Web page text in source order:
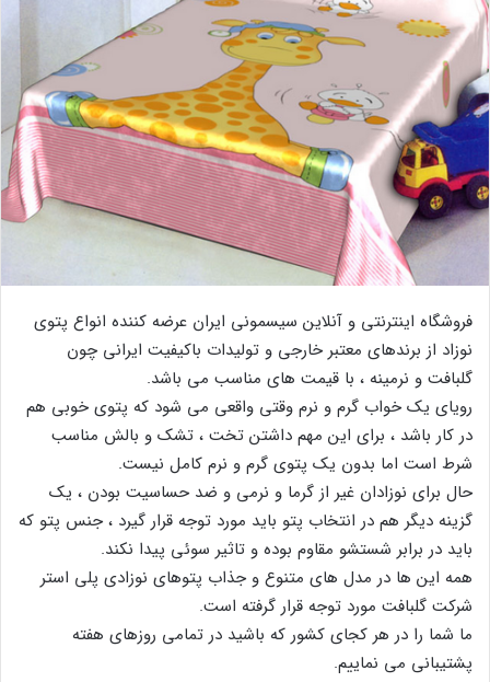
فروشگاه اینترنتی و آنلاین سیسمونی ایران عرضه کننده انواع پتوی
نوزاد از برندهای معتبر خارجی و تولیدات باکیفیت ایرانی چون
گلبافت و نرمینه ، با قیمت های مناسب می باشد.
رویای یک خواب گرم و نرم وقتی واقعی می شود که پتوی خوبی هم
در کار باشد ، برای این مهم داشتن تخت ، تشک و بالش مناسب
شرط است اما بدون یک پتوی گرم و نرم کامل نیست.
حال برای نوزادان غیر از گرما و نرمی و ضد حساسیت بودن ، یک
گزینه دیگر هم در انتخاب پتو باید مورد توجه قرار گیرد ، جنس پتو که
باید در برابر شستشو مقاوم بوده و تاثیر سوئی پیدا نکند.
همه این ها در مدل های متنوع و جذاب پتوهای نوزادی پلی استر
شرکت گلبافت مورد توجه قرار گرفته است.
ما شما را در هر کجای کشور که باشید در تمامی روزهای هفته
پشتیبانی می نماییم.